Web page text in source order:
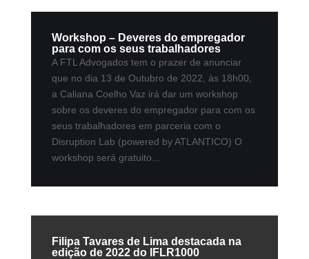
Workshop – Deveres do empregador
para com os seus trabalhadores
A FTL Advogados tem o prazer de anunciar
que no dia 13 de Outubro de 2022, às 18h00,
a Caliana Coelho Vaz irá dar um workshop
sobre os deveres do empregador para com os
seus trabalhadores em parceria com o
Disruption Lab (powered by ATLANTICO) O
workshop será gratuito...
Filipa Tavares de Lima destacada na
edição de 2022 do IFLR1000